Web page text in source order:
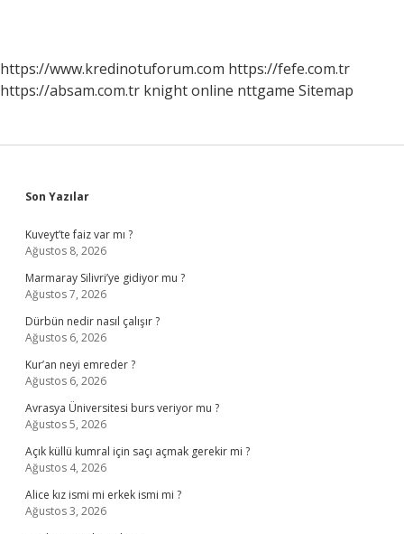
https://www.kredinotuforum.com https://fefe.com.tr
https://absam.com.tr knight online nttgame Sitemap
Sidebar
Son Yazılar
Kuveyt’te faiz var mı ?
Ağustos 8, 2026
Marmaray Silivri’ye gidiyor mu ?
Ağustos 7, 2026
Dürbün nedir nasıl çalışır ?
Ağustos 6, 2026
Kur’an neyi emreder ?
Ağustos 6, 2026
Avrasya Üniversitesi burs veriyor mu ?
Ağustos 5, 2026
Açık küllü kumral için saçı açmak gerekir mi ?
Ağustos 4, 2026
Alice kız ismi mi erkek ismi mi ?
Ağustos 3, 2026